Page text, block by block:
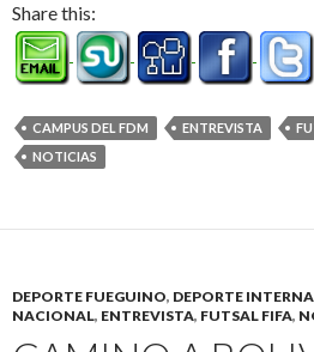
Share this:
CAMPUS DEL FDM ENTREVISTA
NOTICIAS
DEPORTE FUEGUINO, DEPORTE
NACIONAL, ENTREVISTA, FUTSAL FIFA,